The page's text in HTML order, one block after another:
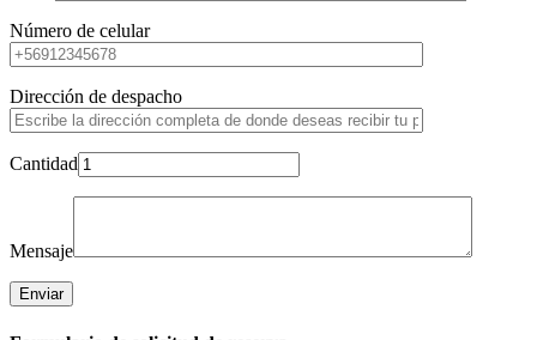
Número de celular
Dirección de despacho
Cantidad
Mensaje